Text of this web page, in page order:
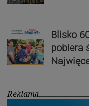
Blisko
pobiera
Reklama